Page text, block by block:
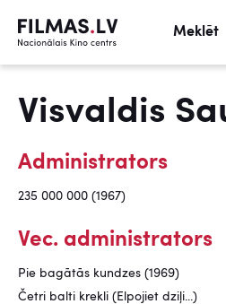
Meklēt
Visvaldis
Administrators
235 000 000 (1967)
Vec. administrators
Pie bagātās kundzes (1969)
Četri balti krekli (Elpojiet dziļi...)